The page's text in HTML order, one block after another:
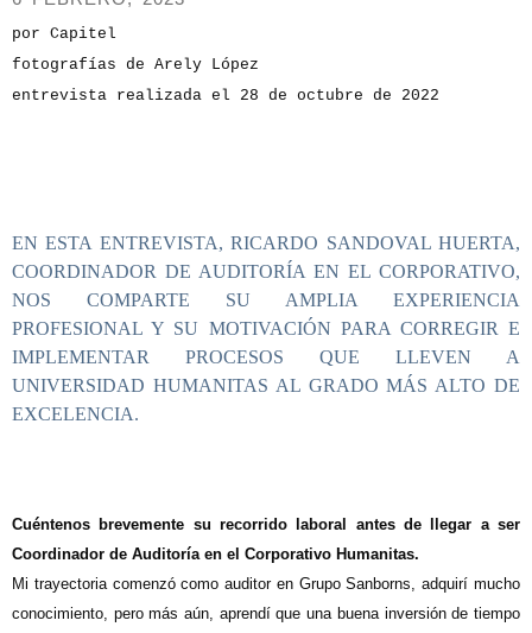
por Capitel
fotografías de Arely López
entrevista realizada el 28 de octubre de 2022
EN ESTA ENTREVISTA, RICARDO SANDOVAL HUERTA,
COORDINADOR DE AUDITORÍA EN EL CORPORATIVO,
NOS COMPARTE SU AMPLIA EXPERIENCIA
PROFESIONAL Y SU MOTIVACIÓN PARA CORREGIR E
IMPLEMENTAR PROCESOS QUE LLEVEN A
UNIVERSIDAD HUMANITAS AL GRADO MÁS ALTO DE
EXCELENCIA.
Cuéntenos brevemente su recorrido laboral antes de llegar a ser
Coordinador de Auditoría en el Corporativo Humanitas.
Mi trayectoria comenzó como auditor en Grupo Sanborns, adquirí mucho
conocimiento, pero más aún, aprendí que una buena inversión de tiempo